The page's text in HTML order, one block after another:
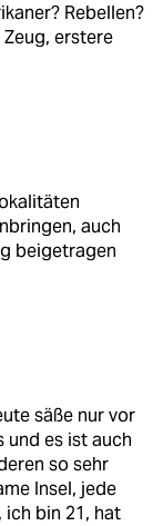
Rebellen?
erstere
auch
beigetragen
säße nur vor
und es ist auch
so sehr
Insel, jede
ich bin 21, hat